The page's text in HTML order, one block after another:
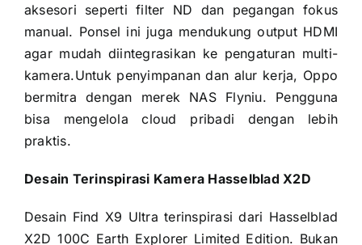
aksesori seperti filter ND dan pegangan fokus
manual. Ponsel ini juga mendukung output HDMI
agar mudah diintegrasikan ke pengaturan multi-
kamera.Untuk penyimpanan dan alur kerja, Oppo
bermitra dengan merek NAS Flyniu. Pengguna
bisa mengelola cloud pribadi dengan lebih
praktis.
Desain Terinspirasi Kamera Hasselblad X2D
Desain Find X9 Ultra terinspirasi dari Hasselblad
X2D 100C Earth Explorer Limited Edition. Bukan